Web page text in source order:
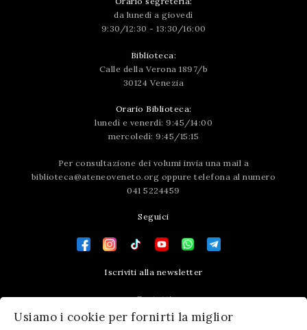
Usiamo i cookie per fornirti la miglior
da lunedì a giovedì
9:30/12:30 - 13:30/16:00
Biblioteca:
Calle della Verona 1897/b
30124 Venezia
Orario Biblioteca:
lunedì e venerdì: 9:45/14:00
mercoledì: 9:45/15:15
Per consultazione dei volumi invia una mail a
biblioteca@ateneoveneto.org oppure telefona al numero
041 5224459
Seguici
Iscriviti alla newsletter
Contatti